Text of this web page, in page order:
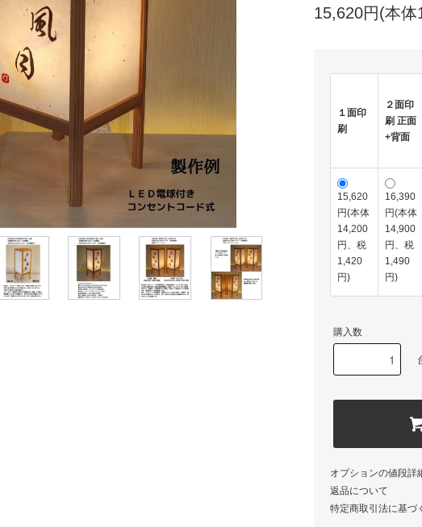
15,620円(本
１面印
刷
２面印
刷 正面
+背面
15,620
円(本体
14,200
円、税
1,420
円)
16,390
円(本体
14,900
円、税
1,490
円)
購入数
オプションの値段詳
返品について
特定商取引法に基づ